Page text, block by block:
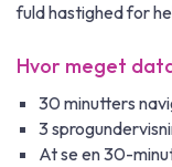
fuld hastighed for
Hvor meget
30 minutters
3
At se en 30-